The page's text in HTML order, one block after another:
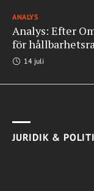
ANALYS
Analys: Efter
för
14 juli
JURIDIK &